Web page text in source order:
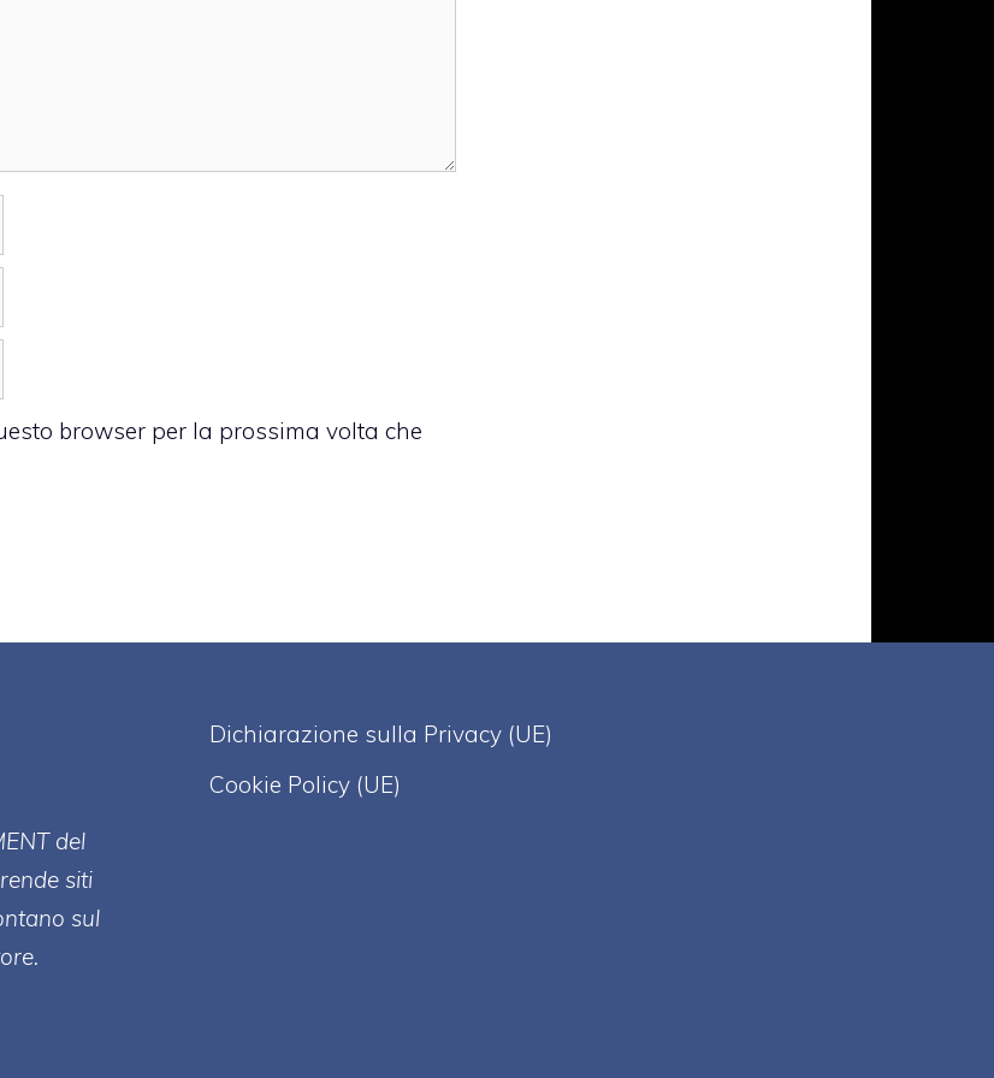
browser per la prossima volta che
del
siti
sul
Dichiarazione sulla Privacy (UE)
Cookie Policy (UE)